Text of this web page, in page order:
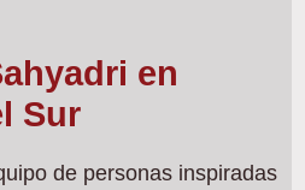
en
Sur
de personas inspiradas